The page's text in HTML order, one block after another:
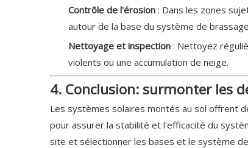
Contrôle de l'érosion : Dans les zones
autour de la base du système de
Nettoyage et inspection : Nettoyez
violents ou une accumulation de neige.
4. Conclusion: surmonter les
Les systèmes solaires montés au sol offrent
pour assurer la stabilité et l'efficacité du
site et sélectionner les bases et le système